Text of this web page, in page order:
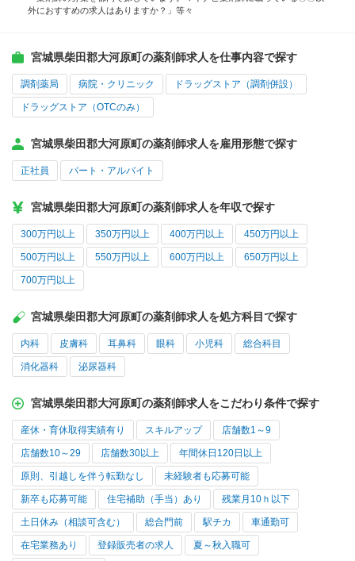
外におすすめの求人はありますか？」等々
宮城県柴田郡大河原町の薬剤師求人を仕事内容で探す
調剤薬局 病院・クリニック ドラッグストア（調剤併設）
ドラッグストア（OTCのみ）
宮城県柴田郡大河原町の薬剤師求人を雇用形態で探す
正社員 パート・アルバイト
宮城県柴田郡大河原町の薬剤師求人を年収で探す
300万円以上 350万円以上 400万円以上 450万円以上
500万円以上 550万円以上 600万円以上 650万円以上
700万円以上
宮城県柴田郡大河原町の薬剤師求人を処方科目で探す
内科 皮膚科 耳鼻科 眼科 小児科 総合科目
消化器科 泌尿器科
宮城県柴田郡大河原町の薬剤師求人をこだわり条件で探す
産休・育休取得実績有り スキルアップ 店舗数1～9
店舗数10～29 店舗数30以上 年間休日120日以上
原則、引越しを伴う転勤なし 未経験者も応募可能
新卒も応募可能 住宅補助（手当）あり 残業月10ｈ以下
土日休み（相談可含む） 総合門前 駅チカ 車通勤可
在宅業務あり 登録販売者の求人 夏～秋入職可